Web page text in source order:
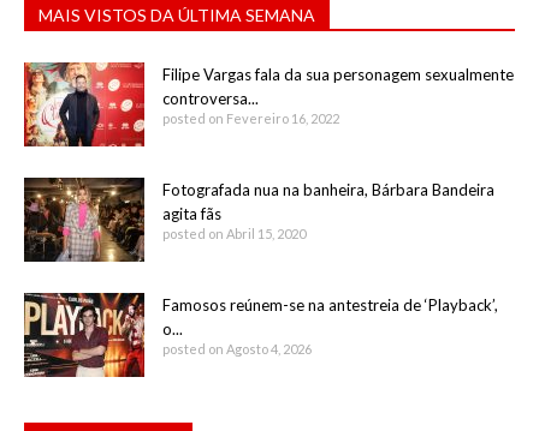
MAIS VISTOS DA ÚLTIMA SEMANA
Filipe Vargas fala da sua personagem sexualmente
controversa...
posted on Fevereiro 16, 2022
Fotografada nua na banheira, Bárbara Bandeira
agita fãs
posted on Abril 15, 2020
Famosos reúnem-se na antestreia de ‘Playback’,
o...
posted on Agosto 4, 2026